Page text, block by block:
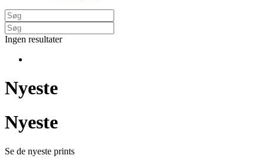
Ingen resultater
Nyeste
Nyeste
Se de nyeste prints